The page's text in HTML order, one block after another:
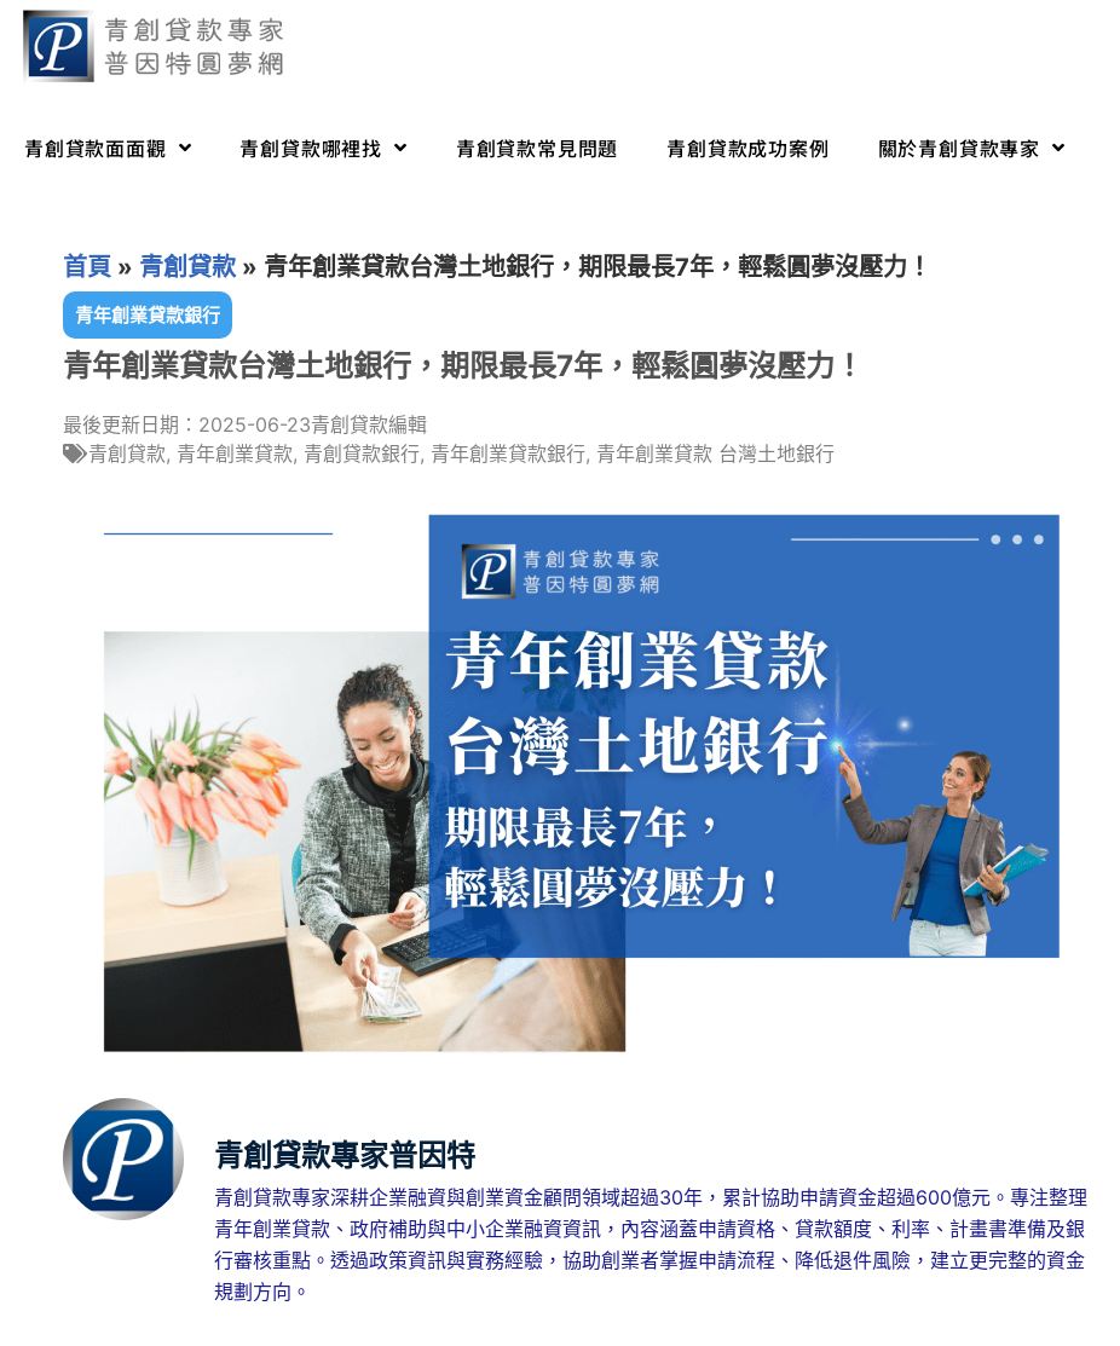
青創貸款面面觀 青創貸款哪裡找 青創貸款常見問題 青創貸款成功案例 關於青創貸款專家
首頁 » 青創貸款 » 青年創業貸款台灣土地銀行，期限最長7年，輕鬆圓夢沒壓力！
青年創業貸款銀行
青年創業貸款台灣土地銀行，期限最長7年，輕鬆圓夢沒壓力！
最後更新日期：2025-06-23青創貸款編輯
青創貸款, 青年創業貸款, 青創貸款銀行, 青年創業貸款銀行, 青年創業貸款 台灣土地銀行
青創貸款專家普因特
青創貸款專家深耕企業融資與創業資金顧問領域超過30年，累計協助申請資金超過600億元。專注整理
青年創業貸款、政府補助與中小企業融資資訊，內容涵蓋申請資格、貸款額度、利率、計畫書準備及銀
行審核重點。透過政策資訊與實務經驗，協助創業者掌握申請流程、降低退件風險，建立更完整的資金
規劃方向。